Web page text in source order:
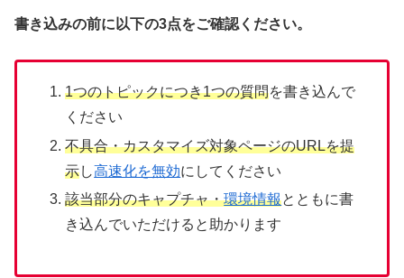
書き込みの前に以下の3点をご確認ください。
1つのトピックにつき1つの質問を書き込んで
ください
不具合・カスタマイズ対象ページのURLを提
示し高速化を無効にしてください
該当部分のキャプチャ・環境情報とともに書
き込んでいただけると助かります